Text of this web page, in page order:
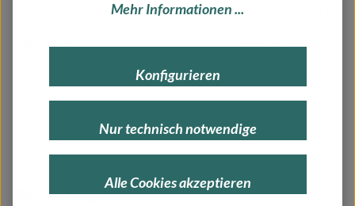
Produktgalerie überspringen
Passend dazu:
Mehr Informationen ...
Alle Cookies akzeptieren
Konfigurieren
Nur technisch notwendige